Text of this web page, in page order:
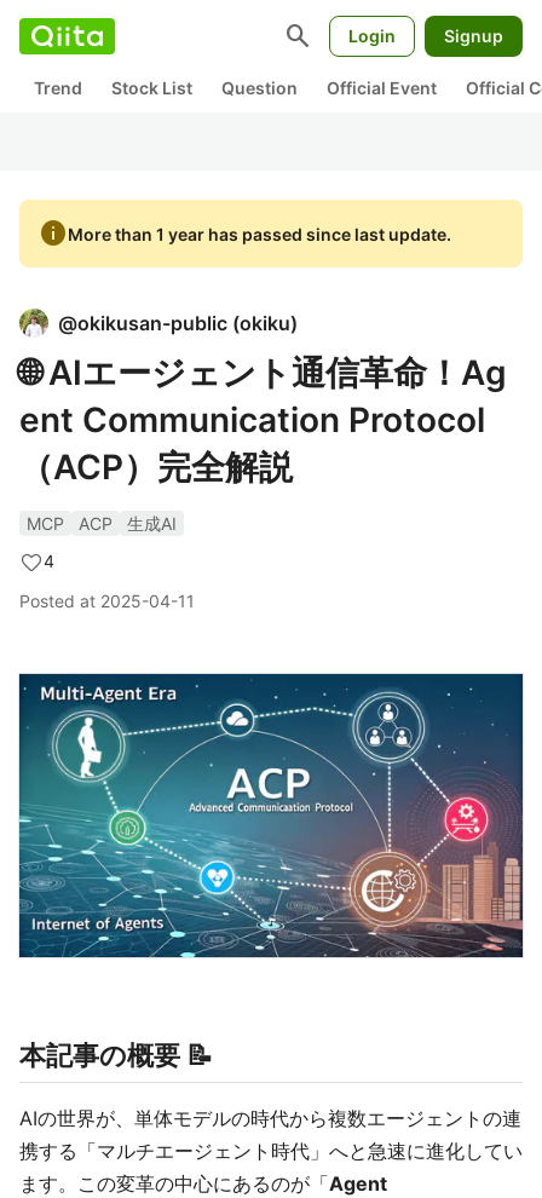
search Login Signup
Trend Stock List Question Official Event Official
infoMore than 1 year has passed since last update.
@okikusan-public (okiku)
🌐 AIエージェント通信革命！Ag
ent Communication Protocol
（ACP）完全解説
MCP ACP
生成AI
4
Posted at 2025-04-11
本記事の概要 📝
AIの世界が、単体モデルの時代から複数エージェントの連
携する「マルチエージェント時代」へと急速に進化してい
ます。この変革の中心にあるのが「Agent